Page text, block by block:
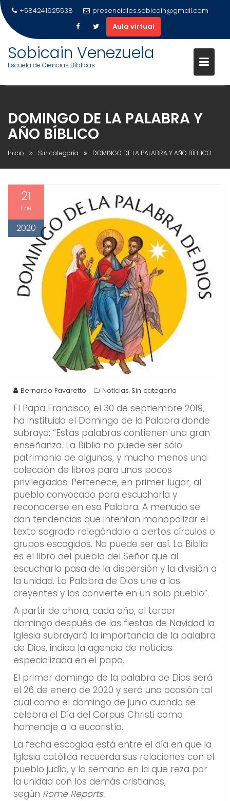
contenido
+584241925538
presenciales.sobicain@gmail.com
Aula virtual
Sobicain Venezuela
Escuela de Ciencias Bíblicas
DOMINGO DE LA PALABRA Y
AÑO BÍBLICO
Inicio Sin categoría DOMINGO DE LA PALABRA Y AÑO BÍBLICO
21
Ene
2020
Bernardo Favaretto Noticias, Sin categoría
El Papa Francisco, el 30 de septiembre 2019,
ha instituido el Domingo de la Palabra donde
subraya: “Estas palabras contienen una gran
enseñanza. La Biblia no puede ser sólo
patrimonio de algunos, y mucho menos una
colección de libros para unos pocos
privilegiados. Pertenece, en primer lugar, al
pueblo convocado para escucharla y
reconocerse en esa Palabra. A menudo se
dan tendencias que intentan monopolizar el
texto sagrado relegándolo a ciertos círculos o
grupos escogidos. No puede ser así. La Biblia
es el libro del pueblo del Señor que al
escucharlo pasa de la dispersión y la división a
la unidad. La Palabra de Dios une a los
creyentes y los convierte en un solo pueblo”.
A partir de ahora, cada año, el tercer
domingo después de las fiestas de Navidad la
Iglesia subrayará la importancia de la palabra
de Dios, indica la agencia de noticias
especializada en el papa.
El primer domingo de la palabra de Dios será
el 26 de enero de 2020 y será una ocasión tal
cual como el domingo de junio cuando se
celebra el Día del Corpus Christi como
homenaje a la eucaristía.
La fecha escogida está entre el día en que la
Iglesia católica recuerda sus relaciones con el
pueblo judío, y la semana en la que reza por
la unidad con los demás cristianos,
según Rome Reports.